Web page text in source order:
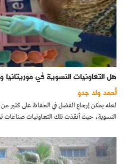
إفتتاحية
فكرة
دفاتر
بالصورة
كتّابنا
الأرشيف
هل التعاونيات النسوية في موريتانيا
أحمد ولد جدو
لعله يمكن إرجاع الفضل في الحفاظ على كثير من
النسوية، حيث أنقذت تلك التعاونيات صناعات